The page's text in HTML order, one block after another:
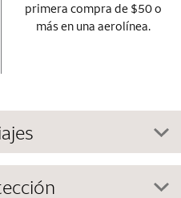
primera compra de $50 o
más en una aerolínea.